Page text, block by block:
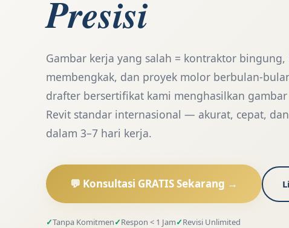
Presisi
Gambar kerja yang salah = kontraktor bingung,
membengkak, dan proyek molor berbulan-
drafter bersertifikat kami menghasilkan gambar
Revit standar internasional — akurat, cepat,
dalam 3–7 hari kerja.
💬 Konsultasi GRATIS Sekarang →
Tanpa Komitmen Respon < 1 Jam Revisi Unlimited